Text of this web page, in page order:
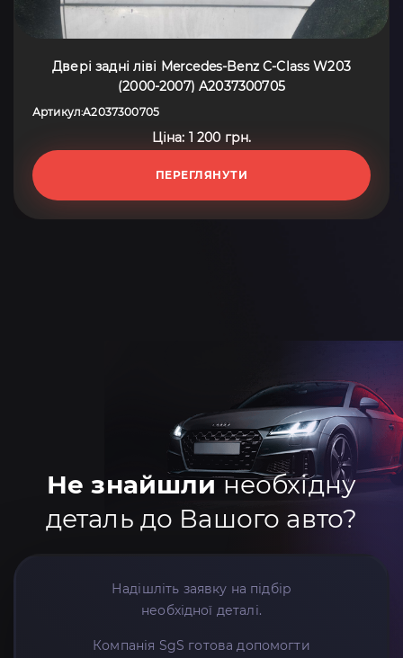
Двері задні ліві Mercedes-Benz C-Class W203
(2000-2007) A2037300705
Артикул:A2037300705
Ціна: 1 200 грн.
ПЕРЕГЛЯНУТИ
Не знайшлинеобхідну
деталь до Вашого авто?
Надішліть заявку на підбір
необхідної деталі.
Компанія SgS готова допомогти